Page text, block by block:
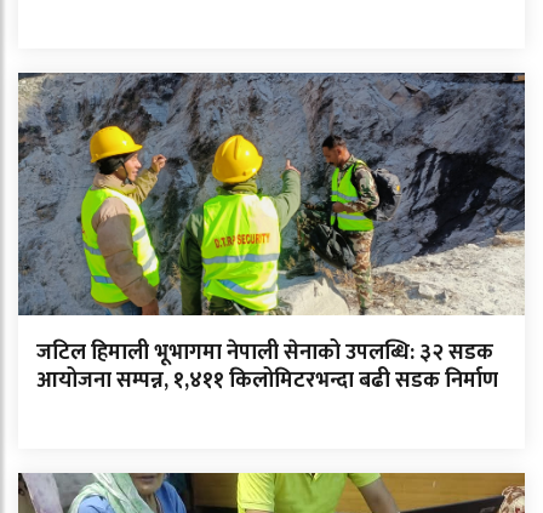
जटिल हिमाली भूभागमा नेपाली सेनाको उपलब्धि: ३२ सडक
आयोजना सम्पन्न, १,४११ किलोमिटरभन्दा बढी सडक निर्माण